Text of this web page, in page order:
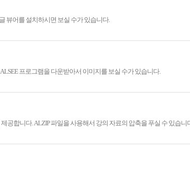
뷰어를 설치하시면 보실 수가 있습니다.
프로그램을 다운받아서 이미지를 보실 수가 있습니다.
공합니다. ALZIP 파일을 사용해서 강의 자료의 압축을 푸실 수 있습니